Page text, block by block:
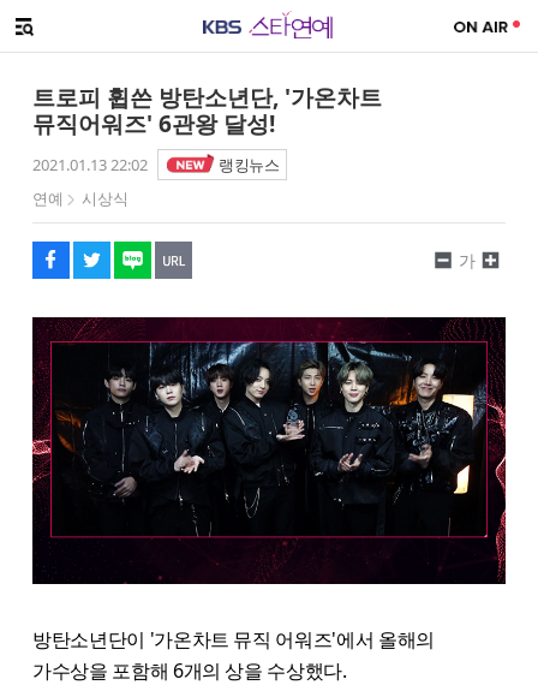
메뉴 열기
트로피 휩쓴 방탄소년단, '가온차트
뮤직어워즈' 6관왕 달성!
2021.01.13 22:02
랭킹뉴스
연예
시상식
페이스북
트위터
네이버
URL복사
글씨 작게보기
가
글씨 크게보기
방탄소년단이 '가온차트 뮤직 어워즈'에서 올해의
가수상을 포함해 6개의 상을 수상했다.
해시태그